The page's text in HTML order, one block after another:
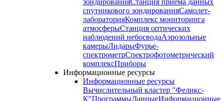
зондированияСтанция приема данных
спутникового зондированияСамолет-
лабораторияКомплекс мониторинга
атмосферыСтанция оптических
наблюдений небосводаАэрозольные
камерыЛидарыФурье-
спектрометрСпектрофотометрический
комплексПриборы
Информационные ресурсы
Информационные ресурсы
Вычислительный кластер "Феликс-
К"ПрограммыДанныеИнформационные